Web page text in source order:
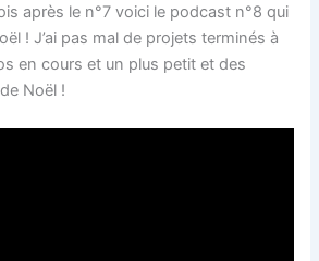
après le n°7 voici le podcast n°8 qui
! J’ai pas mal de projets terminés à
en cours et un plus petit et des
Noël !